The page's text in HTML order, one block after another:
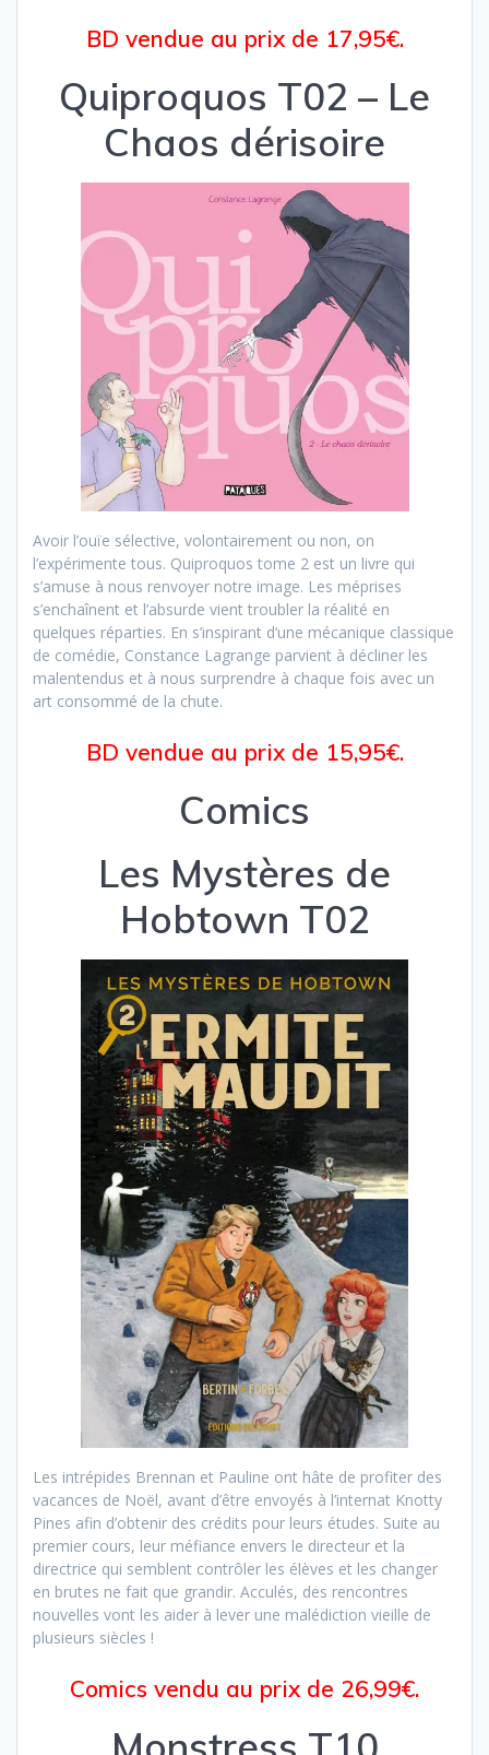
BD vendue au prix de 17,95€.
Quiproquos T02 – Le
Chaos dérisoire
Avoir l’ouïe sélective, volontairement ou non, on
l’expérimente tous. Quiproquos tome 2 est un livre qui
s’amuse à nous renvoyer notre image. Les méprises
s’enchaînent et l’absurde vient troubler la réalité en
quelques réparties. En s’inspirant d’une mécanique classique
de comédie, Constance Lagrange parvient à décliner les
malentendus et à nous surprendre à chaque fois avec un
art consommé de la chute.
BD vendue au prix de 15,95€.
Comics
Les Mystères de
Hobtown T02
Les intrépides Brennan et Pauline ont hâte de profiter des
vacances de Noël, avant d’être envoyés à l’internat Knotty
Pines afin d’obtenir des crédits pour leurs études. Suite au
premier cours, leur méfiance envers le directeur et la
directrice qui semblent contrôler les élèves et les changer
en brutes ne fait que grandir. Acculés, des rencontres
nouvelles vont les aider à lever une malédiction vieille de
plusieurs siècles !
Comics vendu au prix de 26,99€.